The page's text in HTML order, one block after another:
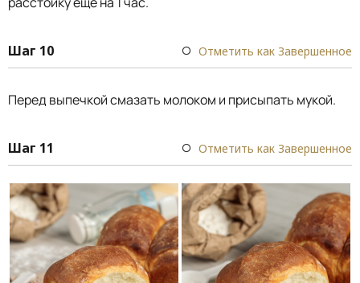
Шаг 10 Отметить как Завершенное
Перед выпечкой смазать молоком и присыпать мукой.
Шаг 11 Отметить как Завершенное